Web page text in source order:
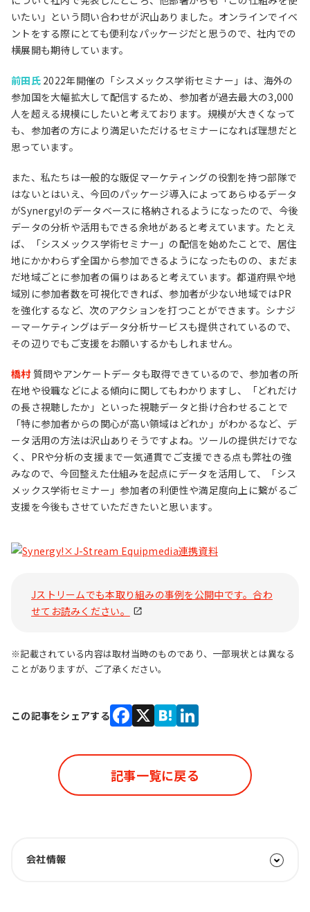
いたい」という問い合わせが沢山ありました。オンラインでイベ
ントをする際にとても便利なパッケージだと思うので、社内での
横展開も期待しています。
前田氏2022年開催の「シスメックス学術セミナー」は、海外の
参加国を大幅拡大して配信するため、参加者が過去最大の3,000
人を超える規模にしたいと考えております。規模が大きくなって
も、参加者の方により満足いただけるセミナーになれば理想だと
思っています。
また、私たちは一般的な販促マーケティングの役割を持つ部隊で
はないとはいえ、今回のパッケージ導入によってあらゆるデータ
がSynergy!のデータベースに格納されるようになったので、今後
データの分析や活用もできる余地があると考えています。たとえ
ば、「シスメックス学術セミナー」の配信を始めたことで、居住
地にかかわらず全国から参加できるようになったものの、まだま
だ地域ごとに参加者の偏りはあると考えています。都道府県や地
域別に参加者数を可視化できれば、参加者が少ない地域ではPR
を強化するなど、次のアクションを打つことができます。シナジ
ーマーケティングはデータ分析サービスも提供されているので、
その辺りでもご支援をお願いするかもしれません。
橋村質問やアンケートデータも取得できているので、参加者の所
在地や役職などによる傾向に関してもわかりますし、「どれだけ
の長さ視聴したか」といった視聴データと掛け合わせることで
「特に参加者からの関心が高い領域はどれか」がわかるなど、デ
ータ活用の方法は沢山ありそうですよね。ツールの提供だけでな
く、PRや分析の支援まで一気通貫でご支援できる点も弊社の強
みなので、今回整えた仕組みを起点にデータを活用して、「シス
メックス学術セミナー」参加者の利便性や満足度向上に繋がるご
支援を今後もさせていただきたいと思います。
Jストリームでも本取り組みの事例を公開中です。合わ
せてお読みください。
※記載されている内容は取材当時のものであり、一部現状とは異なる
ことがありますが、ご了承ください。
この記事をシェアする
記事一覧に戻る
会社情報